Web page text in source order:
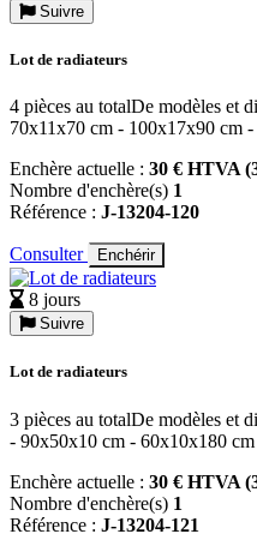
Suivre
Lot de radiateurs
4 pièces au totalDe modèles et
70x11x70 cm - 100x17x90 cm
Enchère actuelle : 30 € HTVA
Nombre d'enchère(s) 1
Référence : J-13204-120
Consulter Enchérir
8 jours
Suivre
Lot de radiateurs
3 pièces au totalDe modèles et
- 90x50x10 cm - 60x10x180 cm
Enchère actuelle : 30 € HTVA
Nombre d'enchère(s) 1
Référence : J-13204-121